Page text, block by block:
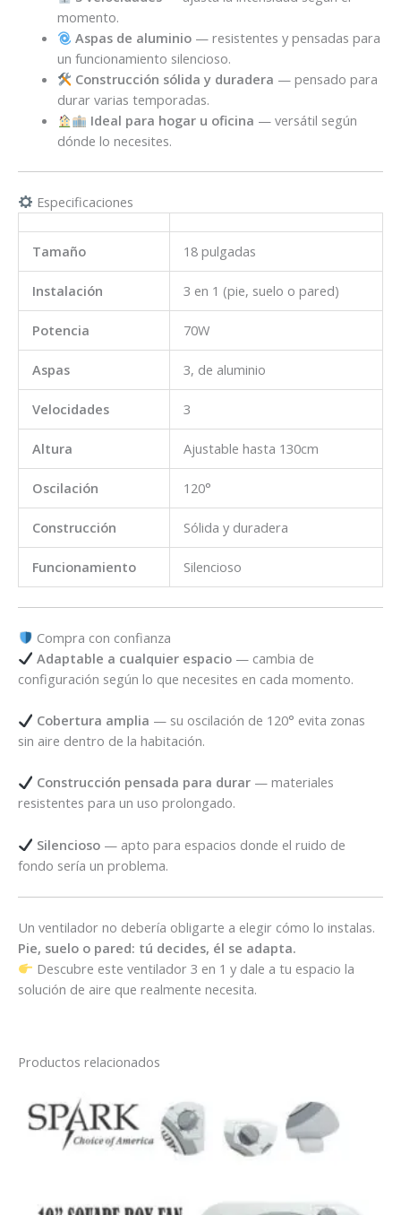
momento.
Aspas de aluminio — resistentes y pensadas para
un funcionamiento silencioso.
Construcción sólida y duradera — pensado para
durar varias temporadas.
Ideal para hogar u oficina — versátil según
dónde lo necesites.
Especificaciones
Tamaño 18 pulgadas
Instalación 3 en 1 (pie, suelo o pared)
Potencia 70W
Aspas 3, de aluminio
Velocidades 3
Altura Ajustable hasta 130cm
Oscilación 120°
Construcción Sólida y duradera
Funcionamiento Silencioso
Compra con confianza
Adaptable a cualquier espacio— cambia de
configuración según lo que necesites en cada momento.
Cobertura amplia — su oscilación de 120° evita zonas
sin aire dentro de la habitación.
Construcción pensada para durar— materiales
resistentes para un uso prolongado.
Silencioso— apto para espacios donde el ruido de
fondo sería un problema.
Un ventilador no debería obligarte a elegir cómo lo instalas.
Pie, suelo o pared: tú decides, él se adapta.
Descubre este ventilador 3 en 1 y dale a tu espacio la
solución de aire que realmente necesita.
Productos relacionados